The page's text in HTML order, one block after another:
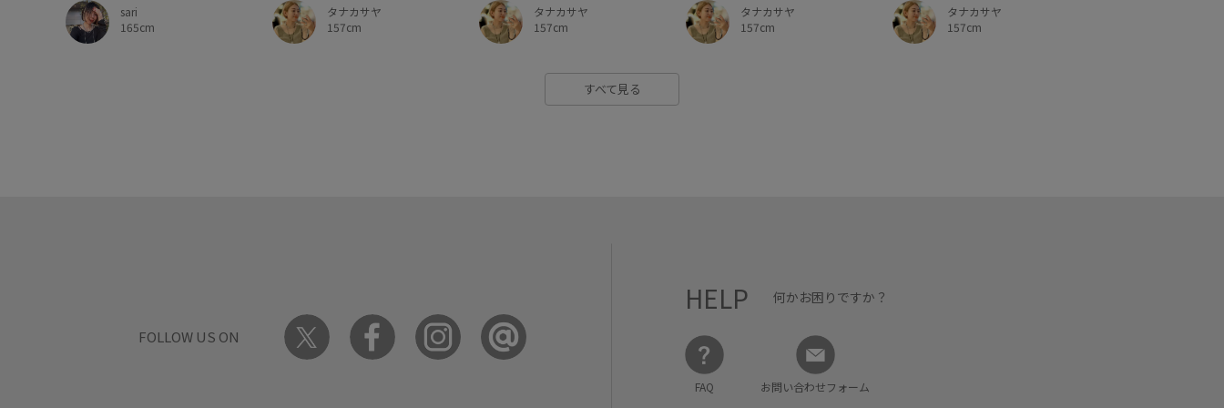
sari
165cm
タナカサヤ
157cm
タナカサヤ
157cm
タナカサヤ
157cm
タナカサヤ
157cm
すべて見る
FOLLOW US ON
HELP 何かお困りですか？
FAQ お問い合わせフォーム